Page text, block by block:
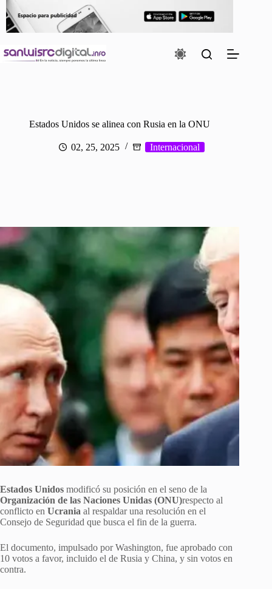
contenido
Estados Unidos se alinea con Rusia en la ONU
02, 25, 2025 Internacional
Estados Unidos modificó su posición en el seno de la
Organización de las Naciones Unidas (ONU)respecto al
conflicto en Ucrania al respaldar una resolución en el
Consejo de Seguridad que busca el fin de la guerra.
El documento, impulsado por Washington, fue aprobado con
10 votos a favor, incluido el de Rusia y China, y sin votos en
contra.